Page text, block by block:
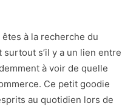
à la recherche du
surtout s’il y a un lien entre
à voir de quelle
Ce petit goodie
au quotidien lors de